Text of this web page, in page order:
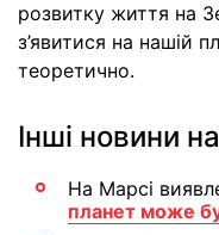
розвитку життя на
з’явитися на нашій
теоретично.
Інші новини
На Марсі
планет може